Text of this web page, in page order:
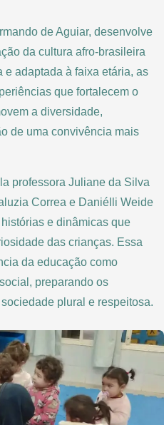
de Aguiar, desenvolve
da cultura afro-brasileira
e adaptada à faixa etária, as
que fortalecem o
a diversidade,
de uma convivência mais
professora Juliane da Silva
Correa e Daniélli Weide
e dinâmicas que
das crianças. Essa
da educação como
preparando os
plural e respeitosa.